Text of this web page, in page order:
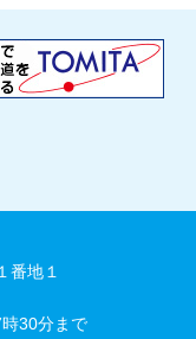
地１
30分まで